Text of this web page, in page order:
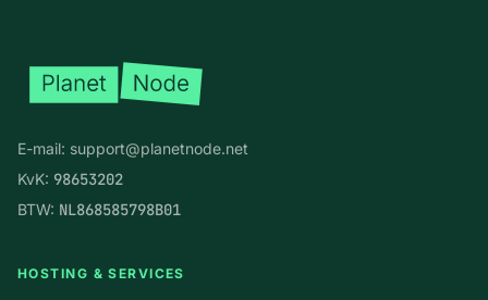
E-mail: support@planetnode.net
KvK: 98653202
BTW: NL868585798B01
HOSTING & SERVICES